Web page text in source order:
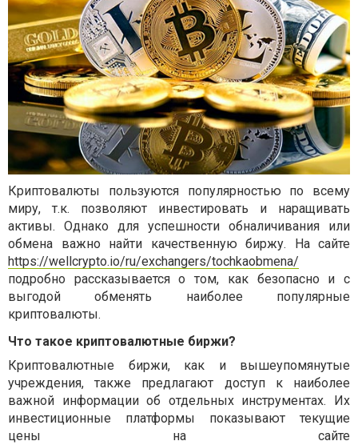
Криптовалюты пользуются популярностью по всему
миру, т.к. позволяют инвестировать и наращивать
активы. Однако для успешности обналичивания или
обмена важно найти качественную биржу. На сайте
https://wellcrypto.io/ru/exchangers/tochkaobmena/
подробно рассказывается о том, как безопасно и с
выгодой обменять наиболее популярные
криптовалюты.
Что такое криптовалютные биржи?
Криптовалютные биржи, как и вышеупомянутые
учреждения, также предлагают доступ к наиболее
важной информации об отдельных инструментах. Их
инвестиционные платформы показывают текущие
цены на сайте